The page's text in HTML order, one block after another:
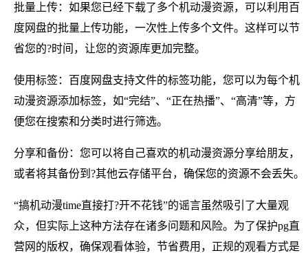
批量上传：如果您已经下载了多个机动漫资源，可以利用百
度网盘的批量上传功能，一次性上传多个文件。这样可以节
省您的?时间，让您的资源库更加完整。
使用标签：百度网盘支持文件的标签功能，您可以为每个机
动漫资源添加标签，如“完结”、“正在热播”、“高清”等，方
便您在搜索和分类时进行筛选。
分享和备份：您可以将自己喜欢的机动漫资源分享给朋友，
或者将其备份到?其他云存储平台，确保您的资源不会丢失。
“搞机动漫time直接打?开不花钱”的谣言虽然吸引了大量观
众，但实际上这种方法存在诸多问题和风险。为了保护pg直
营网的版权，确保观看体验，节省费用，正规的观看方式是